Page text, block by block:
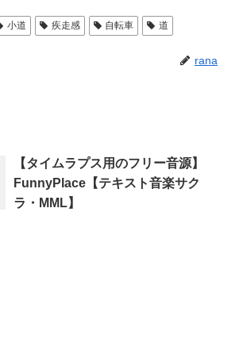
小道 疾走感 自転車 道
rana
【タイムラプス用のフリー音源】
FunnyPlace【テキスト音楽サク
ラ・MML】